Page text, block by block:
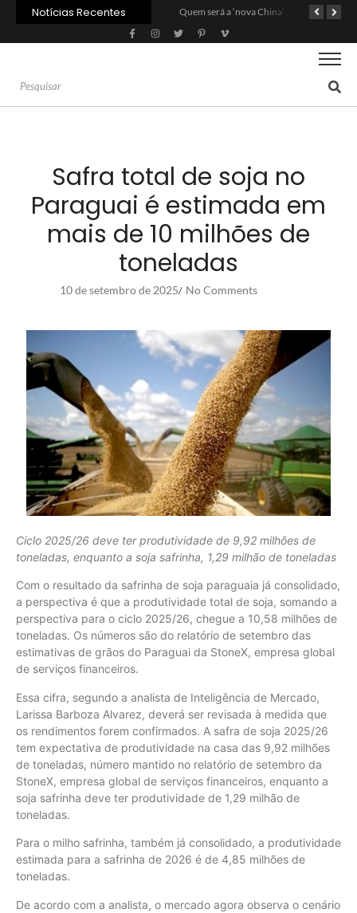
Notícias Recentes Quem será a ‘nova China’ do agro quando o apetite de Pequim acabar?
Safra total de soja no
Paraguai é estimada em
mais de 10 milhões de
toneladas
10 de setembro de 2025/ No Comments
Ciclo 2025/26 deve ter produtividade de 9,92 milhões de
toneladas, enquanto a soja safrinha, 1,29 milhão de toneladas
Com o resultado da safrinha de soja paraguaia já consolidado,
a perspectiva é que a produtividade total de soja, somando a
perspectiva para o ciclo 2025/26, chegue a 10,58 milhões de
toneladas. Os números são do relatório de setembro das
estimativas de grãos do Paraguai da StoneX, empresa global
de serviços financeiros.
Essa cifra, segundo a analista de Inteligência de Mercado,
Larissa Barboza Alvarez, deverá ser revisada à medida que
os rendimentos forem confirmados. A safra de soja 2025/26
tem expectativa de produtividade na casa das 9,92 milhões
de toneladas, número mantido no relatório de setembro da
StoneX, empresa global de serviços financeiros, enquanto a
soja safrinha deve ter produtividade de 1,29 milhão de
toneladas.
Para o milho safrinha, também já consolidado, a produtividade
estimada para a safrinha de 2026 é de 4,85 milhões de
toneladas.
De acordo com a analista, o mercado agora observa o cenário